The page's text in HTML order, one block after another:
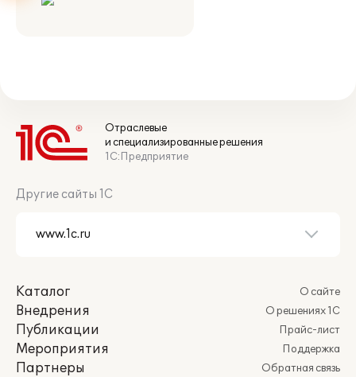
Отраслевые
и специализированные решения
1С:Предприятие
Другие сайты 1С
Каталог
Внедрения
Публикации
Мероприятия
Партнеры
О сайте
О решениях 1С
Прайс-лист
Поддержка
Обратная связь